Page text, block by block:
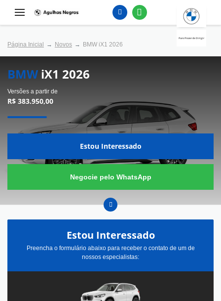
Puro Prazer de Dirigir
Página Inicial Novos BMW iX1 2026
BMW iX1 2026
Versões a partir de
R$ 383.950,00
Estou Interessado
Negocie pelo WhatsApp
Estou Interessado
Preencha o formulário abaixo para receber o contato de um de
nossos especialistas: